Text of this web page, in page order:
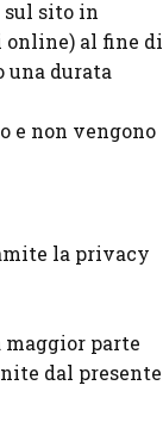
sul sito in
online) al fine di
durata
e non vengono
la privacy
parte
dal presente